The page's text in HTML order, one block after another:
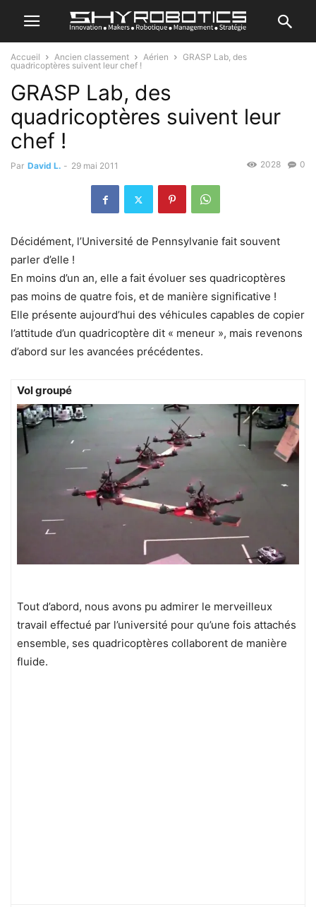
Accueil Ancien classement Aérien
GRASP Lab, des
quadricoptères suivent leur chef !
GRASP Lab, des
quadricoptères suivent leur
chef !
Par David L. - 29 mai 2011 0
2028
Décidément, l’Université de Pennsylvanie fait souvent
parler d’elle !
En moins d’un an, elle a fait évoluer ses quadricoptères
pas moins de quatre fois, et de manière significative !
Elle présente aujourd’hui des véhicules capables de copier
l’attitude d’un quadricoptère dit « meneur », mais revenons
d’abord sur les avancées précédentes.
Vol groupé
Tout d’abord, nous avons pu admirer le merveilleux
travail effectué par l’université pour qu’une fois attachés
ensemble, ses quadricoptères collaborent de manière
fluide.